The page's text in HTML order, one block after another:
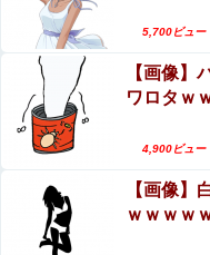
5,700ビュー
【画像】
ワロタｗ
4,900ビュー
【画像】
ｗｗｗｗ